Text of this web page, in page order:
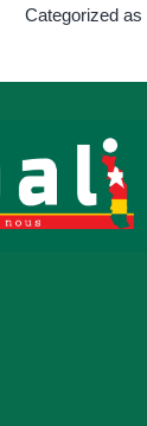
Categorized as